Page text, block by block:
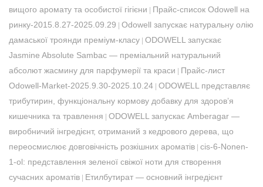
вищого аромату та особистої гігієни
Прайс-список Odowell на
ринку-2015.8.27-2025.09.29
​Odowell запускає натуральну олію
дамаської троянди преміум-класу ​ODOWELL запускає
Jasmine Absolute Sambac — преміальний натуральний
абсолют жасмину для парфумерії та краси
Прайс-лист
Odowell-Market-2025.9.30-2025.10.24 ​ODOWELL представляє
трибутирин, функціональну кормову добавку для здоров’я
кишечника та травлення
ODOWELL запускає Amberagar —
виробничий інгредієнт, отриманий з кедрового дерева, що
переосмислює довговічність розкішних ароматів ​cis-6-Nonen-
1-ol: представлення зеленої свіжої ноти для створення
сучасних ароматів
Етилбутират — основний інгредієнт